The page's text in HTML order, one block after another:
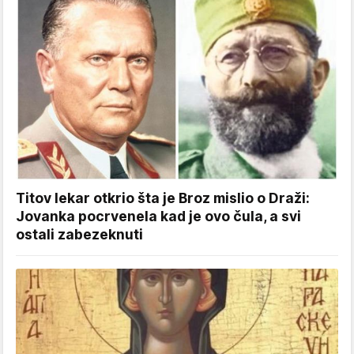
Titov lekar otkrio šta je Broz mislio o Draži:
Jovanka pocrvenela kad je ovo čula, a svi
ostali zabezeknuti